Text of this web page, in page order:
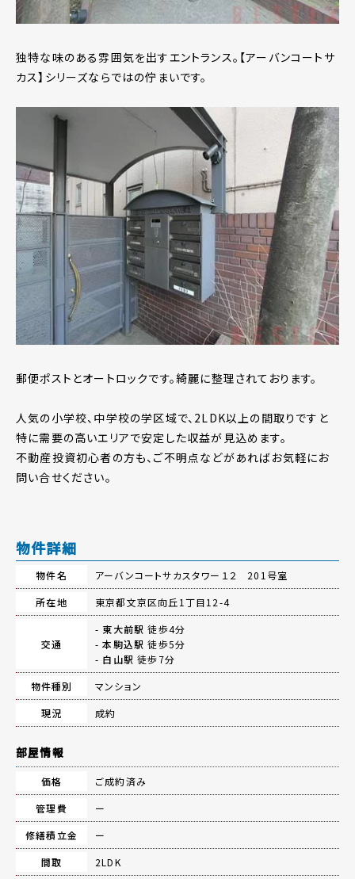
独特な味のある雰囲気を出すエントランス。【アーバンコートサ
カス】シリーズならではの佇まいです。
郵便ポストとオートロックです。綺麗に整理されております。
人気の小学校、中学校の学区域で、2LDK以上の間取りですと
特に需要の高いエリアで安定した収益が見込めます。
不動産投資初心者の方も、ご不明点などがあればお気軽にお
問い合せください。
物件詳細
物件名
アーバンコートサカスタワー１２ 201号室
所在地
東京都文京区向丘1丁目12-4
交通
- 東大前駅 徒歩4分
-本駒込駅 徒歩5分
- 白山駅 徒歩7分
物件種別
マンション
現況
成約
部屋情報
価格
ご成約済み
管理費
ー
修繕積立金
ー
間取
2LDK